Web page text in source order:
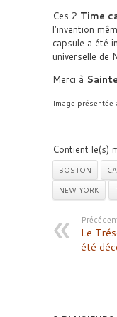
Ces 2 Time
l’invention
capsule a été
universelle de
Merci à
Image
Contient le(s)
BOSTON
NEW YORK
Le
été